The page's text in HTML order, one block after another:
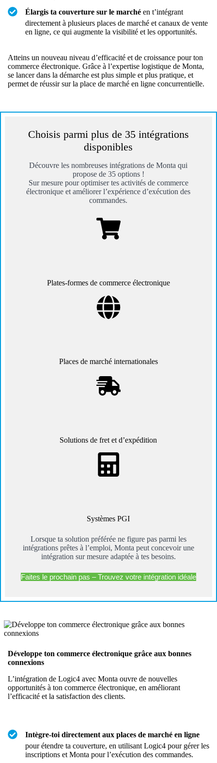
Élargis ta couverture sur le marché en t’intégrant
directement à plusieurs places de marché et canaux de vente
en ligne, ce qui augmente la visibilité et les opportunités.
Atteins un nouveau niveau d’efficacité et de croissance pour ton
commerce électronique. Grâce à l’expertise logistique de Monta,
se lancer dans la démarche est plus simple et plus pratique, et
permet de réussir sur la place de marché en ligne concurrentielle.
Choisis parmi plus de 35 intégrations
disponibles
Découvre les nombreuses intégrations de Monta qui
propose de 35 options !
Sur mesure pour optimiser tes activités de commerce
électronique et améliorer l’expérience d’exécution des
commandes.
Plates-formes de commerce électronique
Places de marché internationales
Solutions de fret et d’expédition
Systèmes PGI
Lorsque ta solution préférée ne figure pas parmi les
intégrations prêtes à l’emploi, Monta peut concevoir une
intégration sur mesure adaptée à tes besoins.
Faites le prochain pas – Trouvez votre intégration idéale
Développe ton commerce électronique grâce aux bonnes
connexions
L’intégration de Logic4 avec Monta ouvre de nouvelles
opportunités à ton commerce électronique, en améliorant
l’efficacité et la satisfaction des clients.
Intègre-toi directement aux places de marché en ligne
pour étendre ta couverture, en utilisant Logic4 pour gérer les
inscriptions et Monta pour l’exécution des commandes.